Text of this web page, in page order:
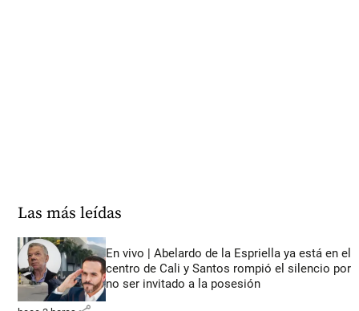
Las más leídas
En vivo | Abelardo de la Espriella ya está en el
centro de Cali y Santos rompió el silencio por
no ser invitado a la posesión